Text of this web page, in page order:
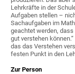
Lehrkräfte in der
Aufgaben stellen –
Sachaufgaben im
geachtet werden,
gut verstehen
das das Verstehen
festen Punkt in den
Zur Person